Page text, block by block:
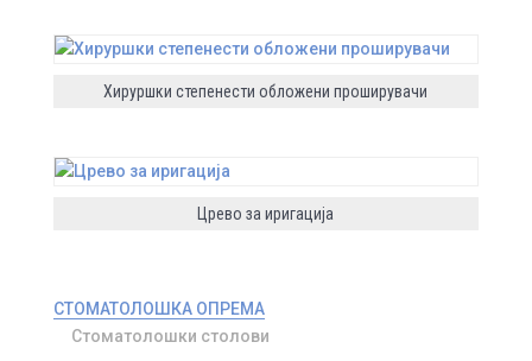
Хируршки степенести обложени проширувачи
Црево за иригација
СТОМАТОЛОШКА ОПРЕМА
Стоматолошки столови